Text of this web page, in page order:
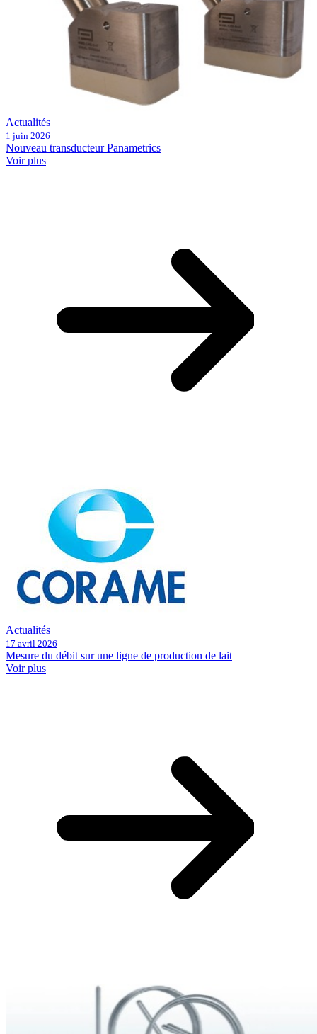
Actualités
1 juin 2026
Nouveau transducteur Panametrics
Voir plus
Actualités
17 avril 2026
Mesure du débit sur une ligne de production de lait
Voir plus